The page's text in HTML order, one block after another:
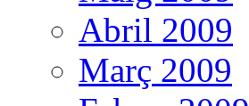
Abril 2009
Març 2009